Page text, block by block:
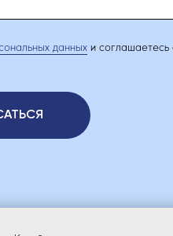
данных и